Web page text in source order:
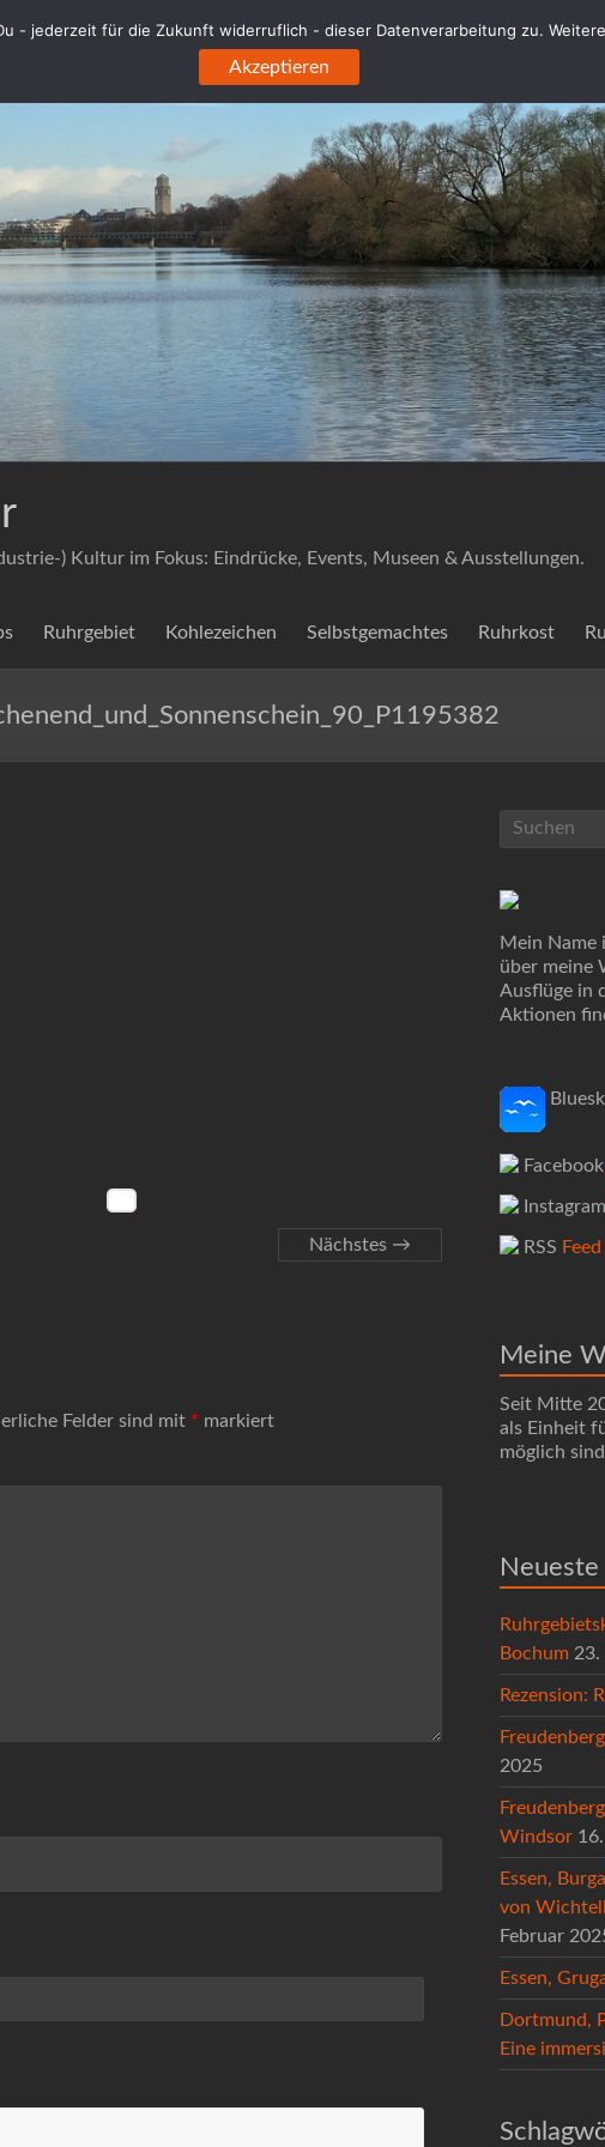
) Kultur im Fokus: Eindrücke, Events, Museen & Ausstellungen.
Ruhrgebiet Kohlezeichen Selbstgemachtes Ruhrkost
Nächstes →
Felder sind mit * markiert
Mein Name
über meine
Ausflüge in
Aktionen
Facebook
Instagram
RSS Feed
Meine
Seit Mitte
als Einheit
möglich
Bochum 23.
Rezension:
2025
Windsor
Essen,
von
Februar
Essen,
Dortmund,
Eine
- jederzeit für die Zukunft widerruflich - dieser Datenverarbeitung zu.
Akzeptieren